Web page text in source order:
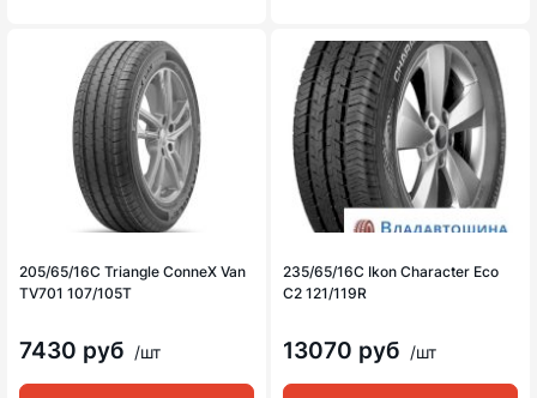
205/65/16C Triangle ConneX Van
TV701 107/105T
7430 руб /шт
235/65/16C Ikon Character Eco
C2 121/119R
13070 руб /шт